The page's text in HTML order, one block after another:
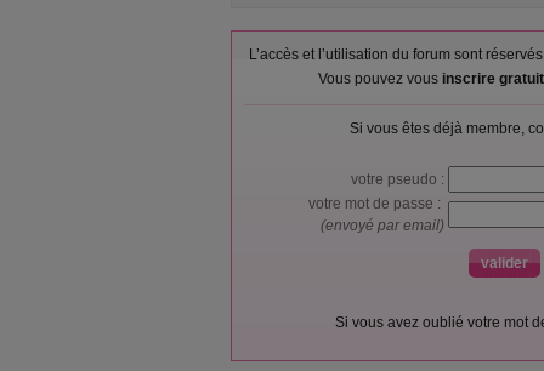
L’accès et l’utilisation du forum sont
Vous pouvez vous inscrire
Si vous êtes déjà membre,
votre pseudo :
votre mot de passe :
(envoyé par email)
Si vous avez oublié votre mot